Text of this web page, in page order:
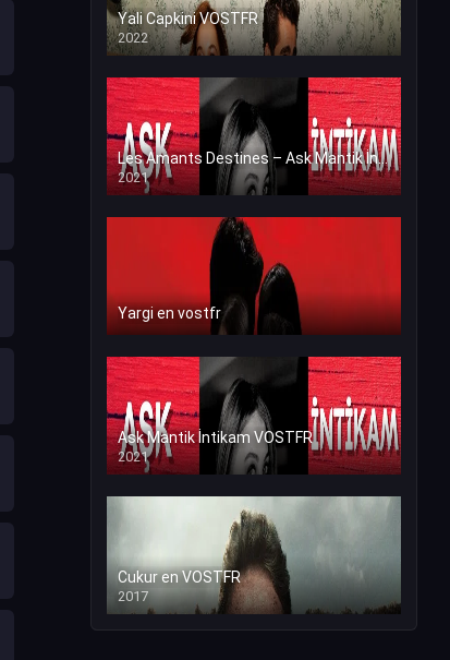
Yali Capkini VOSTFR
2022
Les Amants Destines – Ask Mantik İntikam en VF (Voix Francaise)
2021
Yargi en vostfr
Ask Mantik İntikam VOSTFR
2021
Cukur en VOSTFR
2017